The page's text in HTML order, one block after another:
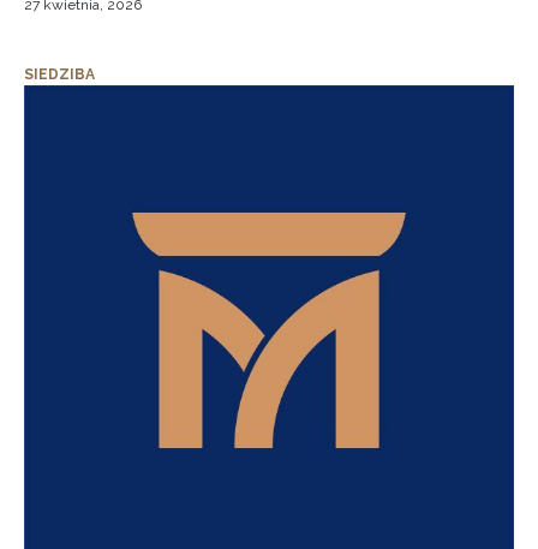
27 kwietnia, 2026
SIEDZIBA